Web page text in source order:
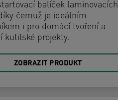
balíček laminovacích
čemuž je ideálním
i pro domácí tvoření a
kutilské projekty.
ZOBRAZIT PRODUKT